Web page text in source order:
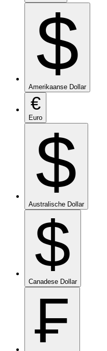
$
Amerikaanse Dollar
€
Euro
$
Australische Dollar
$
Canadese Dollar
₣